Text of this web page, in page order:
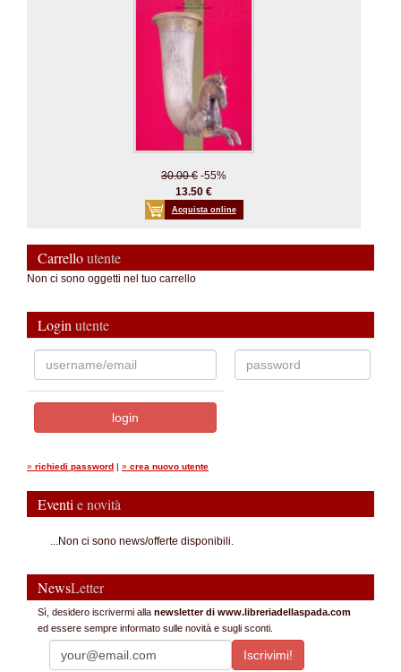
30.00 € -55%
13.50 €
Acquista online
Carrelloutente
Non ci sono oggetti nel tuo carrello
Login utente
» richiedi password | » crea nuovo utente
Eventi e novità
...Non ci sono news/offerte disponibili.
NewsLetter
Sì, desidero iscrivermi alla newsletter di www.libreriadellaspada.com
ed essere sempre informato sulle novità e sugli sconti.